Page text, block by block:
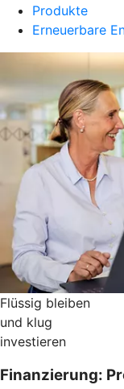
Produkte
Erneuerbare
Flüssig bleiben
und klug
investieren
Finanzierung: